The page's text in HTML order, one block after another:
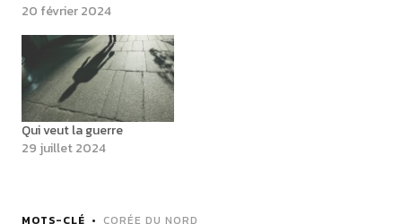
20 février 2024
Qui veut la guerre
29 juillet 2024
MOTS-CLÉ CORÉE DU NORD